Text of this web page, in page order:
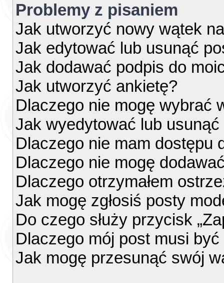
Problemy z pisaniem
Jak utworzyć nowy wątek
Jak edytować lub usunąć
Jak dodawać podpis do
Jak utworzyć ankietę?
Dlaczego nie mogę wybrać
Jak wyedytować lub usunąć
Dlaczego nie mam dostępu
Dlaczego nie mogę
Dlaczego otrzymałem
Jak mogę zgłosiś posty
Do czego służy przycisk
Dlaczego mój post musi
Jak mogę przesunąć swój